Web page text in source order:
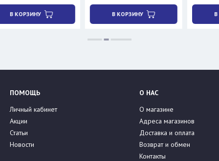
В КОРЗИНУ В КОРЗИНУ
ПОМОЩЬ
Личный кабинет
Акции
Статьи
Новости
О НАС
О магазине
Адреса магазинов
Доставка и оплата
Возврат и обмен
Контакты